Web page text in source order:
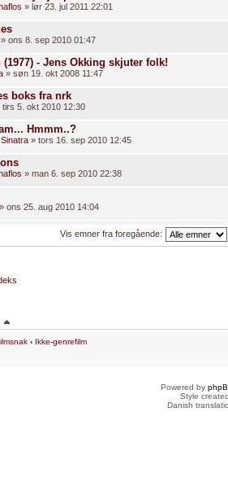
» lør 23. jul 2011 22:01
» ons 8. sep 2010 01:47
(1977) - Jens Okking skjuter folk!
» søn 19. okt 2008 11:47
boks fra nrk
tirs 5. okt 2010 12:30
Hmmm..?
» tors 16. sep 2010 12:45
» man 6. sep 2010 22:38
» ons 25. aug 2010 14:04
Vis emner fra foregående:
‹ Ikke-genrefilm
Powered by
Style
Danish